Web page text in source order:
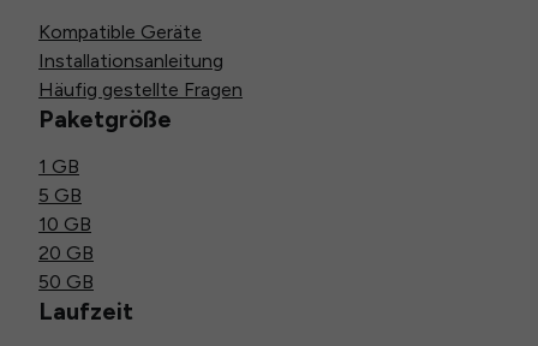
Kompatible Geräte
Installationsanleitung
Häufig gestellte Fragen
Paketgröße
1 GB
5 GB
10 GB
20 GB
50 GB
Laufzeit